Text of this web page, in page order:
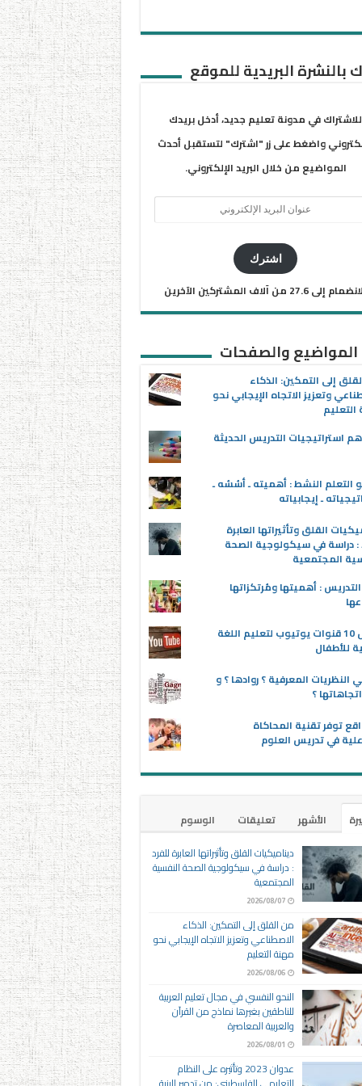
بالنشرة البريدية للموقع
للاشتراك في مدونة تعليم جديد، أدخل بريدك
واضغط على زر "اشترك" لتستقبل أحدث
المواضيع من خلال البريد الإلكتروني.
اشترك
إلى 27.6 من آلاف المشتركين الآخرين
المواضيع والصفحات
إلى التمكين: الذكاء
وتعزيز الاتجاه الإيجابي نحو
استراتيجيات التدريس الحديثة
التعلم النشط : أهميته ـ أسُسُه ـ
ـ إيجابياته
القلق وتأثيراتها العابرة
: دراسة في سيكولوجية الصحة
المجتمعية
: أهميتها ومُرتكزاتها
أفضل 10 قنوات يوتيوب لتعليم اللغة
للأطفال
النظريات المعرفية ؟ روادها ؟ و
؟
توفر تقنية المحاكاة
في تدريس العلوم
الأشهر تعليقات
الوسوم
ديناميكيات القلق وتأثيراتها العابرة للفرد
: دراسة في سيكولوجية الصحة النفسية
المجتمعية
2026/08/07
من القلق إلى التمكين: الذكاء
الاصطناعي وتعزيز الاتجاه الإيجابي نحو
مهنة التعليم
2026/08/06
النحو النفسي في مجال تعليم العربية
للناطقين بغيرها نماذج من القرآن
والعربية المعاصرة
2026/08/01
عدوان 2023 وتأثيره على النظام